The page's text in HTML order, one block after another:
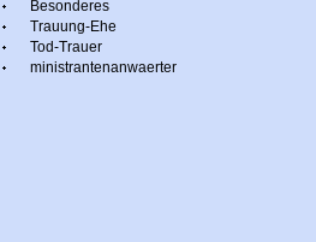
Besonderes
Trauung-Ehe
Tod-Trauer
ministrantenanwaerter